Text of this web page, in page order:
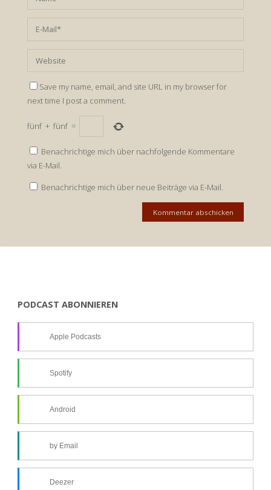
Save my name, email, and site URL in my browser for
next time I post a comment.
fünf + fünf =
Benachrichtige mich über nachfolgende Kommentare
via E-Mail.
Benachrichtige mich über neue Beiträge via E-Mail.
PODCAST ABONNIEREN
Apple Podcasts
Spotify
Android
by Email
Deezer